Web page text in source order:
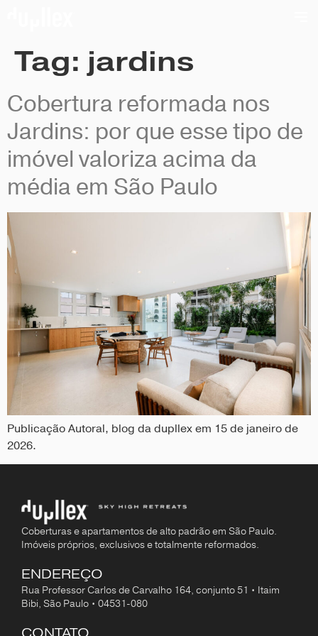
Tag: jardins
Cobertura reformada nos
Jardins: por que esse tipo de
imóvel valoriza acima da
média em São Paulo
Publicação Autoral, blog da dupllex em 15 de janeiro de
2026.
Coberturas e apartamentos de alto padrão em São Paulo.
Imóveis próprios, exclusivos e totalmente reformados.
ENDEREÇO
Rua Professor Carlos de Carvalho 164, conjunto 51 • Itaim
Bibi, São Paulo • 04531-080